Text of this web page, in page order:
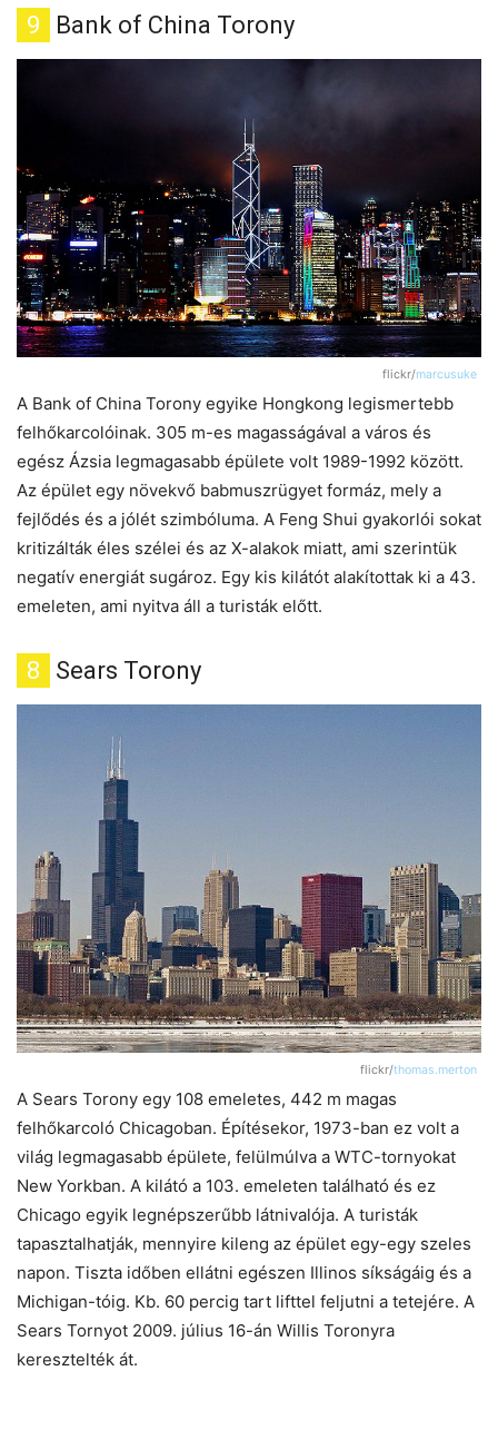
9 Bank of China Torony
flickr/marcusuke
A Bank of China Torony egyike Hongkong legismertebb
felhőkarcolóinak. 305 m-es magasságával a város és
egész Ázsia legmagasabb épülete volt 1989-1992 között.
Az épület egy növekvő babmuszrügyet formáz, mely a
fejlődés és a jólét szimbóluma. A Feng Shui gyakorlói sokat
kritizálták éles szélei és az X-alakok miatt, ami szerintük
negatív energiát sugároz. Egy kis kilátót alakítottak ki a 43.
emeleten, ami nyitva áll a turisták előtt.
8 Sears Torony
flickr/thomas.merton
A Sears Torony egy 108 emeletes, 442 m magas
felhőkarcoló Chicagoban. Építésekor, 1973-ban ez volt a
világ legmagasabb épülete, felülmúlva a WTC-tornyokat
New Yorkban. A kilátó a 103. emeleten található és ez
Chicago egyik legnépszerűbb látnivalója. A turisták
tapasztalhatják, mennyire kileng az épület egy-egy szeles
napon. Tiszta időben ellátni egészen Illinos síkságáig és a
Michigan-tóig. Kb. 60 percig tart lifttel feljutni a tetejére. A
Sears Tornyot 2009. július 16-án Willis Toronyra
keresztelték át.